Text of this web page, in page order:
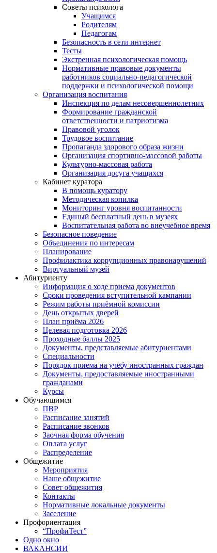
Советы психолога
Учащимся
Родителям
Педагогам
Безопасность в сети интернет
Тесты
Экстренная психологическая помощь
Нормативные правовые документы
работников социально-педагогической
поддержки и психологической помощи
Организация воспитания
Инспекция по делам несовершеннолетних
Формирование гражданской
ответственности и патриотизма
Правовой уголок
Трудовое воспитание
Пропаганда здорового образа жизни
Организация спортивно-массовой работы
Культурно-массовая работа
Организация досуга учащихся
Кабинет куратора
В помощь куратору
Методическая копилка
Мониторинг уровня воспитанности
Единый бесплатный день в музеях
Воспитательная работа во внеучебное время
Безопасное поведение
Объединения по интересам
Планирование
Профилактика коррупционных правонарушений
Виртуальный музей
Абитуриенту
Информация о ходе приема документов
Сроки проведения вступительной кампании
Режим работы приёмной комиссии
День открытых дверей
План приёма 2026
Целевая подготовка 2026
Проходные баллы 2025
Документы, представляемые абитуриентами
Специальности
Порядок приема на учебу иностранных граждан
Документы, предоставляемые иностранными
гражданами
Курсы
Обучающимся
ПВР
Расписание занятий
Расписание звонков
Заочная форма обучения
Оплата услуг
Распределение
Общежитие
Мероприятия
Наше общежитие
Совет общежития
Контакты
Нормативные локальные документы
Заселение
Профориентация
“ПрофиТест”
Одно окно
ВАКАНСИИ